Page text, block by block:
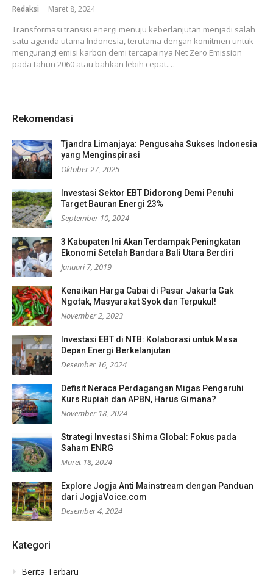
Redaksi Maret 8, 2024
Transformasi transisi energi menuju keberlanjutan menjadi salah
satu agenda utama Indonesia, terutama dengan komitmen untuk
mengurangi emisi karbon demi tercapainya Net Zero Emission
pada tahun 2060 atau bahkan lebih cepat.…
Rekomendasi
Tjandra Limanjaya: Pengusaha Sukses Indonesia
yang Menginspirasi
Oktober 27, 2025
Investasi Sektor EBT Didorong Demi Penuhi
Target Bauran Energi 23%
September 10, 2024
3 Kabupaten Ini Akan Terdampak Peningkatan
Ekonomi Setelah Bandara Bali Utara Berdiri
Januari 7, 2019
Kenaikan Harga Cabai di Pasar Jakarta Gak
Ngotak, Masyarakat Syok dan Terpukul!
November 2, 2023
Investasi EBT di NTB: Kolaborasi untuk Masa
Depan Energi Berkelanjutan
Desember 16, 2024
Defisit Neraca Perdagangan Migas Pengaruhi
Kurs Rupiah dan APBN, Harus Gimana?
November 18, 2024
Strategi Investasi Shima Global: Fokus pada
Saham ENRG
Maret 18, 2024
Explore Jogja Anti Mainstream dengan Panduan
dari JogjaVoice.com
Desember 4, 2024
Kategori
Berita Terbaru